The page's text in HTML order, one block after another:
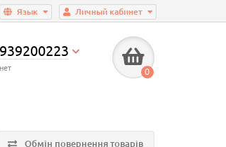
Личный кабинет
Язык
0
Обмін повернення товарів